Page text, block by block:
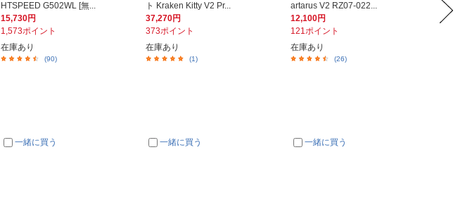
HTSPEED G502WL [無...
15,730円
1,573ポイント
在庫あり
(90)
一緒に買う
ト Kraken Kitty V2 Pr...
37,270円
373ポイント
在庫あり
(1)
一緒に買う
artarus V2 RZ07-022...
12,100円
121ポイント
在庫あり
(26)
一緒に買う
撮り
3,980円